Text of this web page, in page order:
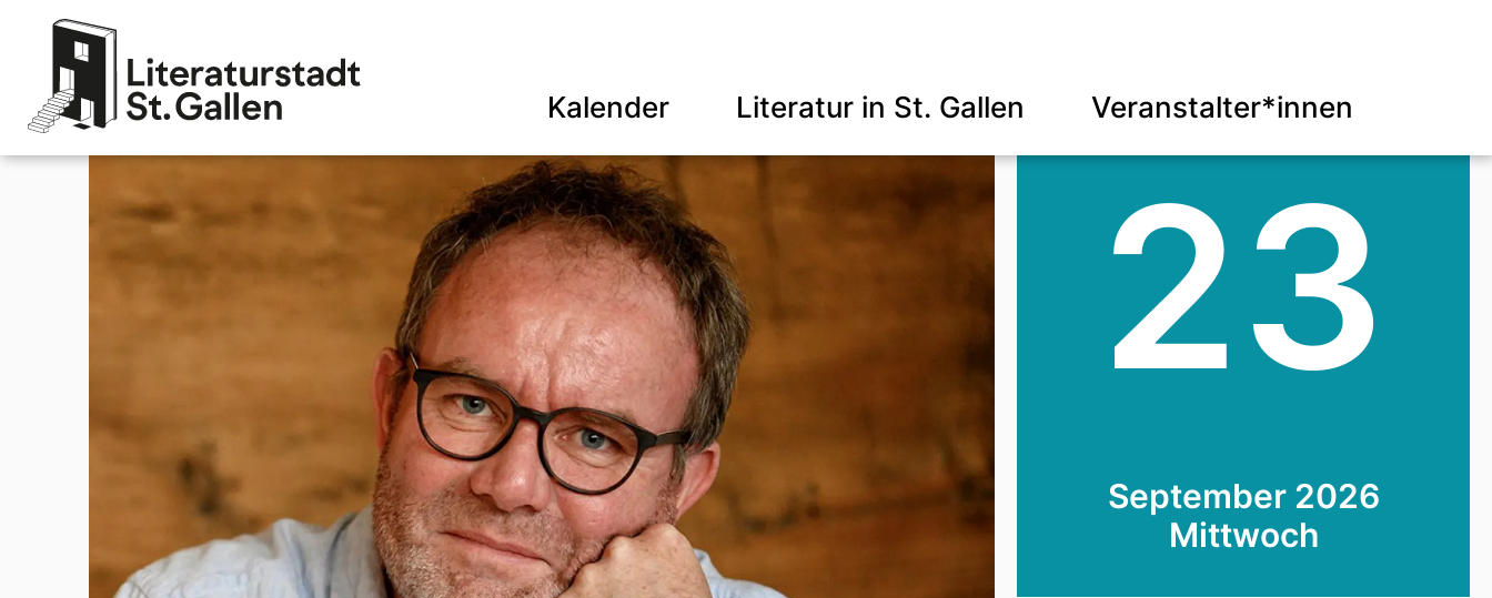
Kalender Literatur in St. Gallen Veranstalter*innen
23
September 2026
Mittwoch